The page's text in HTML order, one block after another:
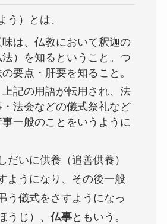
う）とは、
は、仏教において釈迦の
）を知るということ。つ
要点・肝要を知ること。
記の用語が転用され、法
法会などの儀式祭礼など
一般のことをいうように
だいに供養（追善供養）
ようになり、その後一般
う儀式をさすようになっ
うじ）、 仏事ともいう。